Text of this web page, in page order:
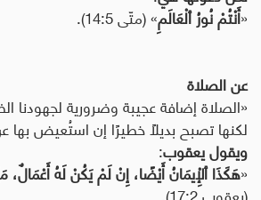
«أَنْتُمْ نُورُ ٱلْعَالَمِ» (متّى 14:5).
عن الصلاة
«الصلاة إضافة عجيبة وضرورية لجهودنا
لكنها تصبح بديلًا خطيرًا إن استُعيض بها
ويقول يعقوب:
«هَكَذَا ٱلْإِيمَانُ أَيْضًا، إِنْ لَمْ يَكُنْ لَهُ